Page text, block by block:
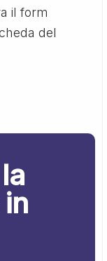
il form
del